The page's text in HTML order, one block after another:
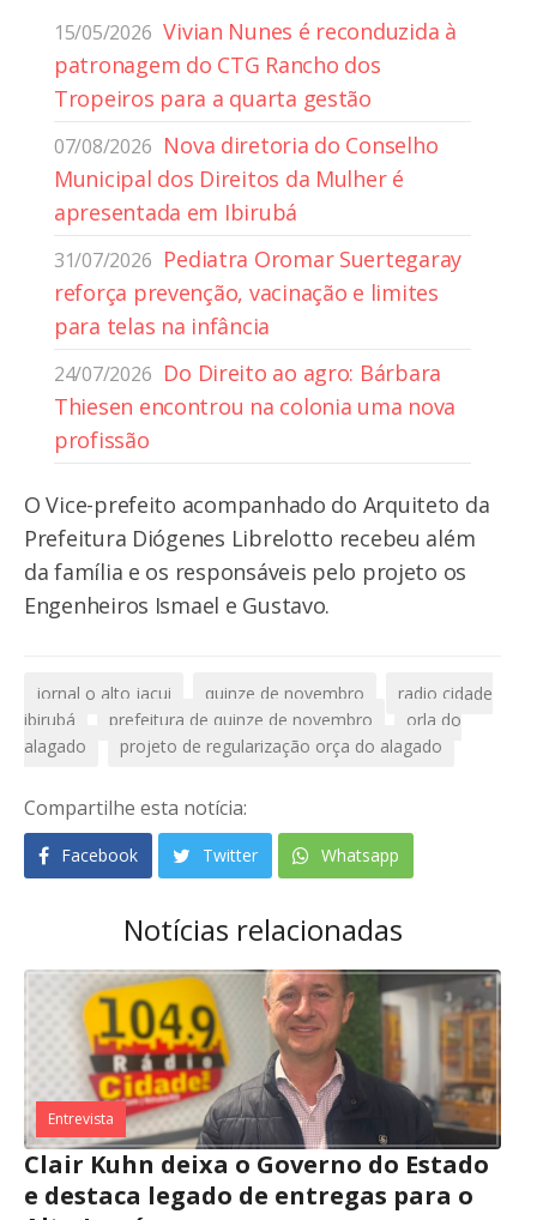
15/05/2026 Vivian Nunes é reconduzida à
patronagem do CTG Rancho dos
Tropeiros para a quarta gestão
07/08/2026 Nova diretoria do Conselho
Municipal dos Direitos da Mulher é
apresentada em Ibirubá
31/07/2026 Pediatra Oromar Suertegaray
reforça prevenção, vacinação e limites
para telas na infância
24/07/2026 Do Direito ao agro: Bárbara
Thiesen encontrou na colonia uma nova
profissão
O Vice-prefeito acompanhado do Arquiteto da
Prefeitura Diógenes Librelotto recebeu além
da família e os responsáveis pelo projeto os
Engenheiros Ismael e Gustavo.
jornal o alto jacui quinze de novembro
radio cidade
ibirubá
prefeitura de quinze de novembro
orla do
alagado
projeto de regularização orça do alagado
Compartilhe esta notícia:
Facebook Twitter Whatsapp
Notícias relacionadas
Entrevista
Clair Kuhn deixa o Governo do Estado
e destaca legado de entregas para o